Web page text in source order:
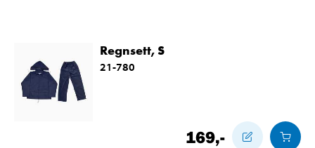
Regnsett, S
21-780
169,-